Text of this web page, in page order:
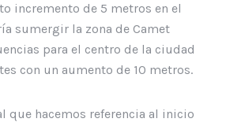
incremento de 5 metros en el
sumergir la zona de Camet
para el centro de la ciudad
con un aumento de 10 metros.
que hacemos referencia al inicio